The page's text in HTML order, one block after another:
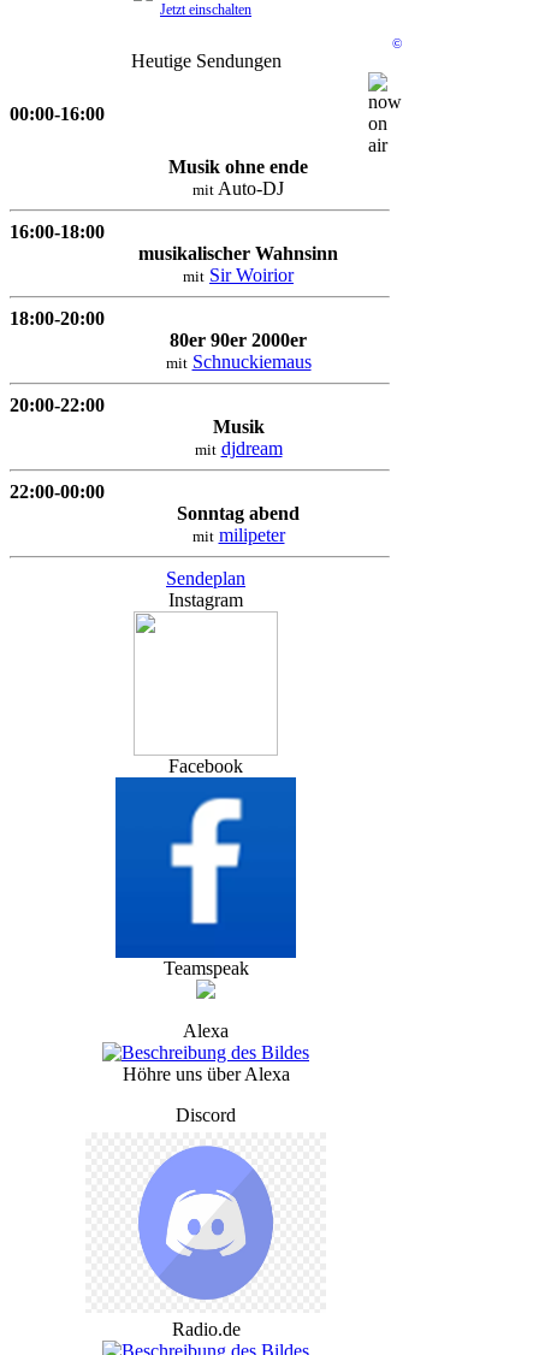
Jetzt einschalten
©
Heutige Sendungen
00:00-16:00
Musik ohne ende
mit Auto-DJ
16:00-18:00
musikalischer Wahnsinn
mit Sir Woirior
18:00-20:00
80er 90er 2000er
mit Schnuckiemaus
20:00-22:00
Musik
mit djdream
22:00-00:00
Sonntag abend
mit milipeter
Sendeplan
Instagram
Facebook
Teamspeak
Alexa
Höhre uns über Alexa
Discord
Radio.de